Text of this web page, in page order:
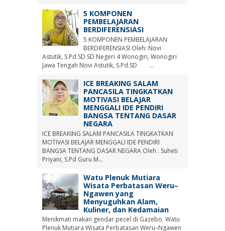
5 KOMPONEN
PEMBELAJARAN
BERDIFERENSIASI
5 KOMPONEN PEMBELAJARAN
BERDIFERENSIASI Oleh: Novi
Astutik, S.Pd.SD SD Negeri 4 Wonogiri, Wonogiri
Jawa Tengah Novi Astutik, S.Pd.SD ...
ICE BREAKING SALAM
PANCASILA TINGKATKAN
MOTIVASI BELAJAR
MENGGALI IDE PENDIRI
BANGSA TENTANG DASAR
NEGARA
ICE BREAKING SALAM PANCASILA TINGKATKAN
MOTIVASI BELAJAR MENGGALI IDE PENDIRI
BANGSA TENTANG DASAR NEGARA Oleh : Suheti
Priyani, S.Pd Guru M...
Watu Plenuk Mutiara
Wisata Perbatasan Weru–
Ngawen yang
Menyuguhkan Alam,
Kuliner, dan Kedamaian
Menikmati makan gendar pecel di Gazebo. Watu
Plenuk Mutiara Wisata Perbatasan Weru–Ngawen